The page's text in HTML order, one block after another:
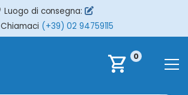
Luogo di consegna:
Chiamaci (+39) 02 94759115
shopping_cart 0